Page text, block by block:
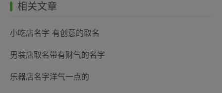
相关文章
小吃店名字 有创意的取名
男装店取名带有财气的名字
乐器店名字洋气一点的